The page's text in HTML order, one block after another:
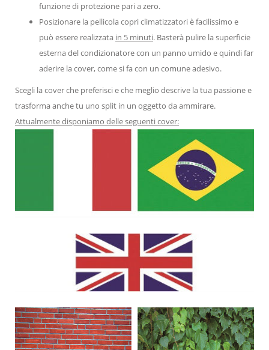
funzione di protezione pari a zero.
Posizionare la pellicola copri climatizzatori è facilissimo e
può essere realizzata in 5 minuti. Basterà pulire la superficie
esterna del condizionatore con un panno umido e quindi far
aderire la cover, come si fa con un comune adesivo.
Scegli la cover che preferisci e che meglio descrive la tua passione e
trasforma anche tu uno split in un oggetto da ammirare.
Attualmente disponiamo delle seguenti cover: